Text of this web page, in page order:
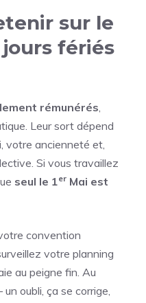
sur le
fériés
rémunérés,
Leur sort dépend
votre ancienneté et,
Si vous travaillez
seul le 1er Mai est
convention
votre planning
au peigne fin. Au
oubli, ça se corrige,